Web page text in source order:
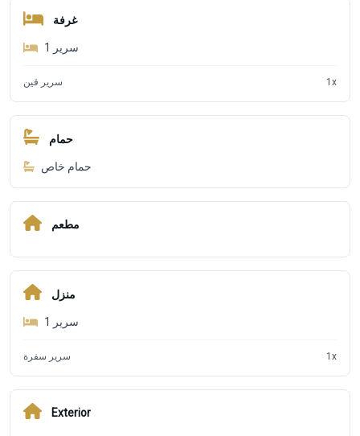
غرفة
1 سرير
سرير قين 1 x
حمام
حمام خاص
مطعم
منزل
1 سرير
سرير سفرة 1 x
Exterior